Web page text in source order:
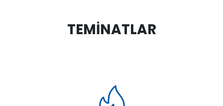
TEMİNATLAR